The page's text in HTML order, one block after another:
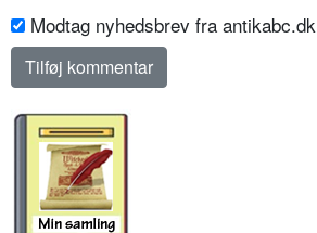
Modtag nyhedsbrev fra antikabc.dk